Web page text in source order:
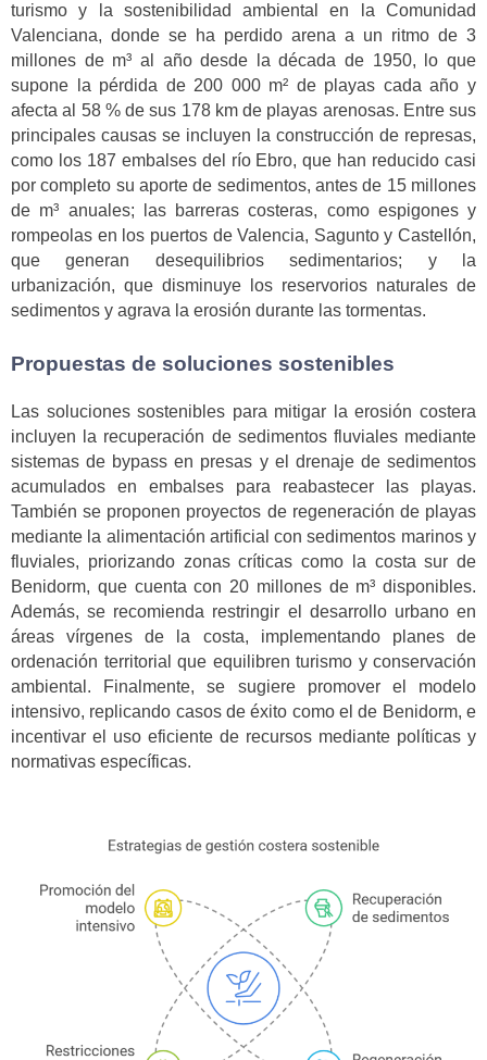
turismo y la sostenibilidad ambiental en la Comunidad
Valenciana, donde se ha perdido arena a un ritmo de 3
millones de m³ al año desde la década de 1950, lo que
supone la pérdida de 200 000 m² de playas cada año y
afecta al 58 % de sus 178 km de playas arenosas. Entre sus
principales causas se incluyen la construcción de represas,
como los 187 embalses del río Ebro, que han reducido casi
por completo su aporte de sedimentos, antes de 15 millones
de m³ anuales; las barreras costeras, como espigones y
rompeolas en los puertos de Valencia, Sagunto y Castellón,
que generan desequilibrios sedimentarios; y la
urbanización, que disminuye los reservorios naturales de
sedimentos y agrava la erosión durante las tormentas.
Propuestas de soluciones sostenibles
Las soluciones sostenibles para mitigar la erosión costera
incluyen la recuperación de sedimentos fluviales mediante
sistemas de bypass en presas y el drenaje de sedimentos
acumulados en embalses para reabastecer las playas.
También se proponen proyectos de regeneración de playas
mediante la alimentación artificial con sedimentos marinos y
fluviales, priorizando zonas críticas como la costa sur de
Benidorm, que cuenta con 20 millones de m³ disponibles.
Además, se recomienda restringir el desarrollo urbano en
áreas vírgenes de la costa, implementando planes de
ordenación territorial que equilibren turismo y conservación
ambiental. Finalmente, se sugiere promover el modelo
intensivo, replicando casos de éxito como el de Benidorm, e
incentivar el uso eficiente de recursos mediante políticas y
normativas específicas.